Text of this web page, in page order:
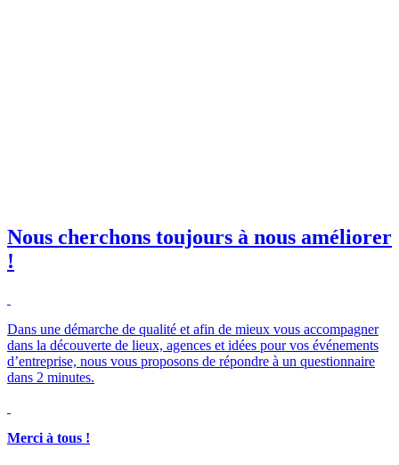
Nous cherchons toujours à nous améliorer
!
Merci à tous !